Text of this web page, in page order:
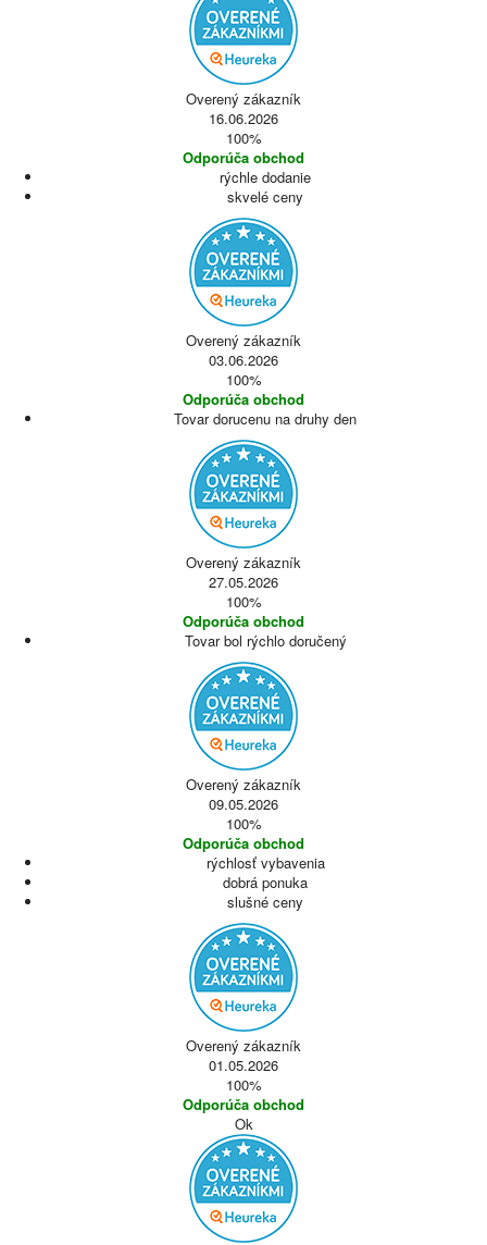
Overený zákazník
16.06.2026
100%
Odporúča obchod
rýchle dodanie
skvelé ceny
Overený zákazník
03.06.2026
100%
Odporúča obchod
Tovar dorucenu na druhy den
Overený zákazník
27.05.2026
100%
Odporúča obchod
Tovar bol rýchlo doručený
Overený zákazník
09.05.2026
100%
Odporúča obchod
rýchlosť vybavenia
dobrá ponuka
slušné ceny
Overený zákazník
01.05.2026
100%
Odporúča obchod
Ok